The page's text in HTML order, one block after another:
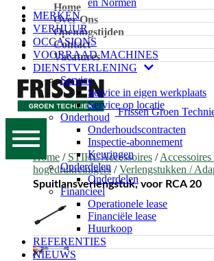
en Normen
MERKEN
VERHUUR
OCCASIONS
VOORRAAD MACHINES
DIENSTVERLENING
Service
Service in eigen werkplaats
Service op locatie
Onderhoud
Onderhoudscontracten
Inspectie-abonnement
Keuringen
Onderdelen
Onderdelen
Financieel
Operationele lease
Financiële lease
Huurkoop
REFERENTIES
NIEUWS
Home
Over Ons
Openingstijden
Contact
Vacatures
Frissen Groen
Home / STIHL Accessoires /
hogedrukreinigers /Verlengstukken /
Spuitlansverlengstuk, voor RCA 20